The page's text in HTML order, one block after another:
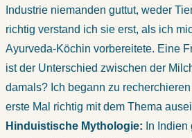
Industrie niemanden guttut, weder
richtig verstand ich sie erst, als ich
Ayurveda-Köchin vorbereitete. Eine
ist der Unterschied zwischen der
damals? Ich begann zu
erste Mal richtig mit dem Thema
Hinduistische Mythologie: In